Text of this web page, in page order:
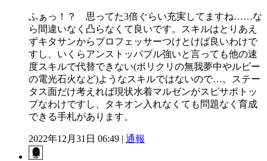
ふぁっ！？ 思ってた3倍ぐらい充実してますね……な
ら間違いなく凸らなくて良いです。スキルはとりあえ
ずキタサンからプロフェッサーつけとけば良いわけで
すし、いくらアンストッパブル強いと言っても他の速
度スキルで代替できない(ボリクリの無我夢中やルビー
の電光石火など)ようなスキルではないので…。ステー
タス面だけ考えれば現状水着マルゼンがスピサポトッ
プなわけですし、タキオン入れなくても問題なく育成
できる手札があります。
2022年12月31日 06:49 | 通報